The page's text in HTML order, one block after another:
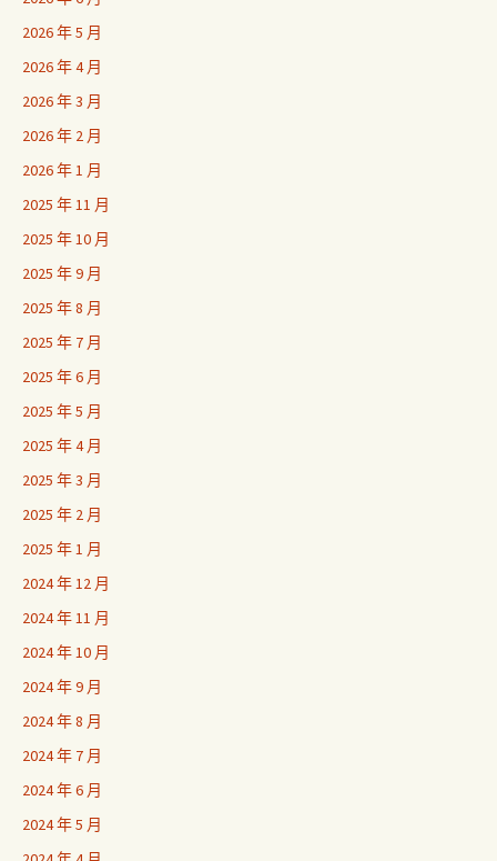
2026 年 5 月
2026 年 4 月
2026 年 3 月
2026 年 2 月
2026 年 1 月
2025 年 11 月
2025 年 10 月
2025 年 9 月
2025 年 8 月
2025 年 7 月
2025 年 6 月
2025 年 5 月
2025 年 4 月
2025 年 3 月
2025 年 2 月
2025 年 1 月
2024 年 12 月
2024 年 11 月
2024 年 10 月
2024 年 9 月
2024 年 8 月
2024 年 7 月
2024 年 6 月
2024 年 5 月